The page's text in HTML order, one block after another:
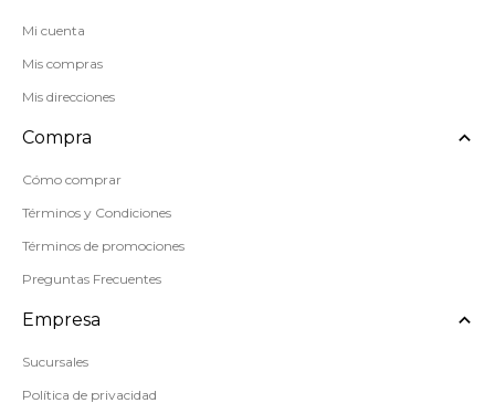
Mi cuenta
Mis compras
Mis direcciones
Compra
Cómo comprar
Términos y Condiciones
Términos de promociones
Preguntas Frecuentes
Empresa
Sucursales
Política de privacidad